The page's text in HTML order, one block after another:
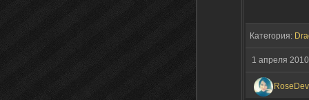
Категория:
1 апреля 2010